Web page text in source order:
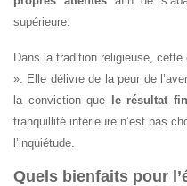
supérieure.
Dans la tradition religieuse,
». Elle délivre de la peur de
la conviction que le résultat
tranquillité intérieure n’est pas
l’inquiétude.
Quels bienfaits pour